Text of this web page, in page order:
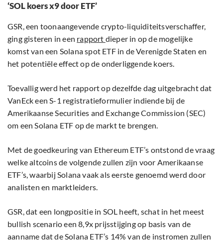
‘SOL koers x9 door ETF’
GSR, een toonaangevende crypto-liquiditeitsverschaffer,
ging gisteren in een rapport dieper in op de mogelijke
komst van een Solana spot ETF in de Verenigde Staten en
het potentiële effect op de onderliggende koers.
Toevallig werd het rapport op dezelfde dag uitgebracht dat
VanEck een S-1 registratieformulier indiende bij de
Amerikaanse Securities and Exchange Commission (SEC)
om een Solana ETF op de markt te brengen.
Met de goedkeuring van Ethereum ETF’s ontstond de vraag
welke altcoins de volgende zullen zijn voor Amerikaanse
ETF’s, waarbij Solana vaak als eerste genoemd werd door
analisten en marktleiders.
GSR, dat een longpositie in SOL heeft, schat in het meest
bullish scenario een 8,9x prijsstijging op basis van de
aanname dat de Solana ETF’s 14% van de instromen zullen